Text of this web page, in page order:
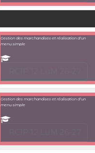
Gestion des marchandises et réalisation d'un
menu simple
Gestion des marchandises et réalisation d'un
menu simple